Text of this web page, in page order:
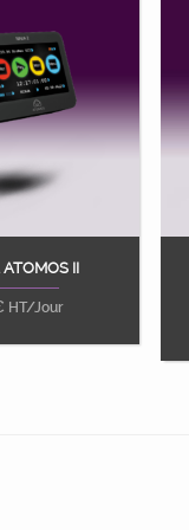
au panier
II
HT/Jour